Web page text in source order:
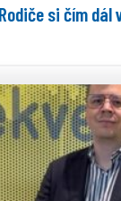
si čím dál